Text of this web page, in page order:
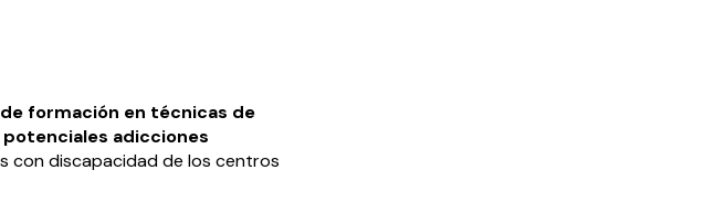
formación en técnicas de
adicciones
con discapacidad de los centros